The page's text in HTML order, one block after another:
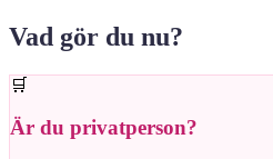
Vad gör du nu?
🛒
Är du privatperson?